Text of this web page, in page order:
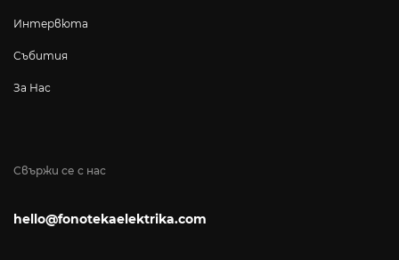
Свържи се с нас
hello@fonotekaelektrika.com
Интервюта
Събития
За Нас